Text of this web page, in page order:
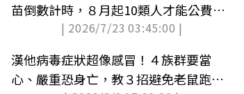
苗倒數計時，８月起10類人才能公費接
| 2026/7/23 03:45:00 |
漢他病毒症狀超像感冒！４族群要當
心、嚴重恐身亡，教３招避免老鼠跑進